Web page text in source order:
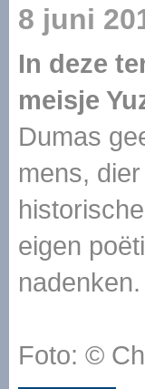
8 juni
In deze
meisje
Dumas
mens,
eigen
nadenken.
Foto: ©